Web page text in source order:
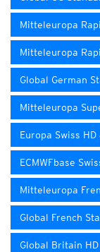
Mitteleuropa
Mitteleuropa
Global German
Mitteleuropa
Europa Swiss
ECMWFbase
Mitteleuropa
Global French
Global Britain